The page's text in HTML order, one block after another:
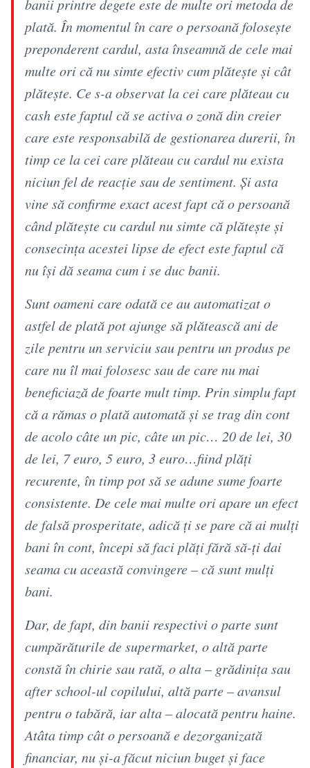
banii printre degete este de multe ori metoda de
plată. În momentul în care o persoană folosește
preponderent cardul, asta înseamnă de cele mai
multe ori că nu simte efectiv cum plătește și cât
plătește. Ce s-a observat la cei care plăteau cu
cash este faptul că se activa o zonă din creier
care este responsabilă de gestionarea durerii, în
timp ce la cei care plăteau cu cardul nu exista
niciun fel de reacție sau de sentiment. Și asta
vine să confirme exact acest fapt că o persoană
când plătește cu cardul nu simte că plătește și
consecința acestei lipse de efect este faptul că
nu își dă seama cum i se duc banii.
Sunt oameni care odată ce au automatizat o
astfel de plată pot ajunge să plătească ani de
zile pentru un serviciu sau pentru un produs pe
care nu îl mai folosesc sau de care nu mai
beneficiază de foarte mult timp. Prin simplu fapt
că a rămas o plată automată și se trag din cont
de acolo câte un pic, câte un pic… 20 de lei, 30
de lei, 7 euro, 5 euro, 3 euro…fiind plăți
recurente, în timp pot să se adune sume foarte
consistente. De cele mai multe ori apare un efect
de falsă prosperitate, adică ți se pare că ai mulți
bani în cont, începi să faci plăți fără să-ți dai
seama cu această convingere – că sunt mulți
bani.
Dar, de fapt, din banii respectivi o parte sunt
cumpărăturile de supermarket, o altă parte
constă în chirie sau rată, o alta – grădinița sau
after school-ul copilului, altă parte – avansul
pentru o tabără, iar alta – alocată pentru haine.
Atâta timp cât o persoană e dezorganizată
financiar, nu și-a făcut niciun buget și face